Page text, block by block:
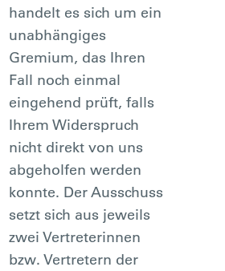
handelt es sich um ein
unabhängiges
Gremium, das Ihren
Fall noch einmal
eingehend prüft, falls
Ihrem Widerspruch
nicht direkt von uns
abgeholfen werden
konnte. Der Ausschuss
setzt sich aus jeweils
zwei Vertreterinnen
bzw. Vertretern der